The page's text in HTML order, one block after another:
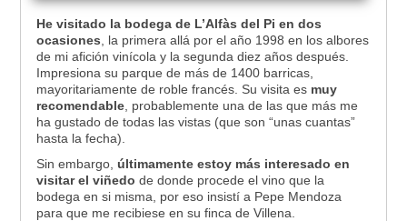
He visitado la bodega de L’Alfàs del Pi en dos
ocasiones , la primera allá por el año 1998 en los albores
de mi afición vinícola y la segunda diez años después.
Impresiona su parque de más de 1400 barricas,
mayoritariamente de roble francés. Su visita es muy
recomendable, probablemente una de las que más me
ha gustado de todas las vistas (que son “unas cuantas”
hasta la fecha).
Sin embargo, últimamente estoy más interesado en
visitar el viñedo de donde procede el vino que la
bodega en si misma, por eso insistí a Pepe Mendoza
para que me recibiese en su finca de Villena.